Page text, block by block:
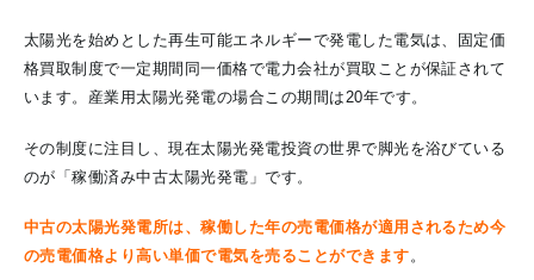
太陽光を始めとした再生可能エネルギーで発電した電気は、固定価
格買取制度で一定期間同一価格で電力会社が買取ことが保証されて
います。産業用太陽光発電の場合この期間は20年です。
その制度に注目し、現在太陽光発電投資の世界で脚光を浴びている
のが「稼働済み中古太陽光発電」です。
中古の太陽光発電所は、稼働した年の売電価格が適用されるため今
の売電価格より高い単価で電気を売ることができます。